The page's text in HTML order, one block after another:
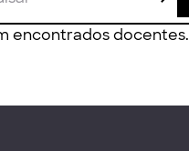
encontrados docentes.